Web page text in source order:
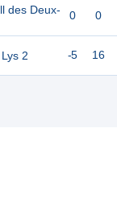
des Deux-
2
0 0
-5 16